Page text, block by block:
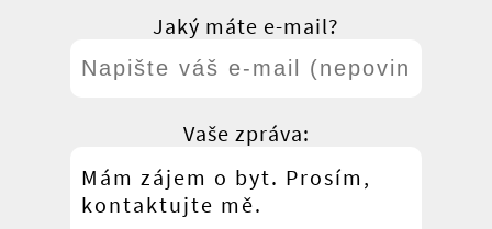
Jaký máte e-mail?
Vaše zpráva: